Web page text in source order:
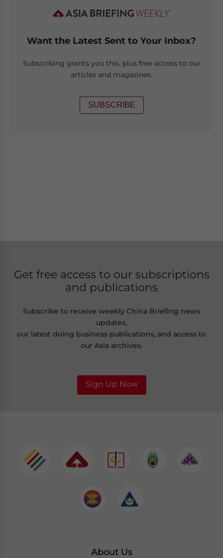
Want the Latest Sent to Your Inbox?
Subscribing grants you this, plus free access to our
articles and magazines.
SUBSCRIBE
Get free access to our subscriptions
and publications
Subscribe to receive weekly China Briefing news
updates,
our latest doing business publications, and access to
our Asia archives.
Sign Up Now
About Us